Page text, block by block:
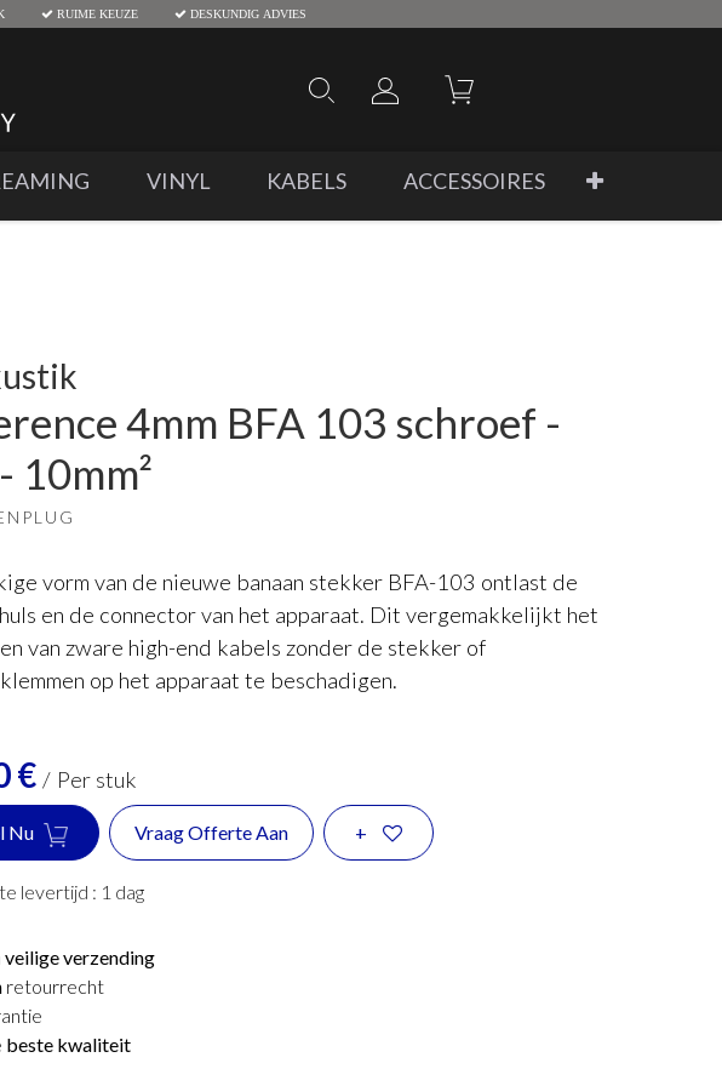
RUIME KEUZE DESKUNDIG ADVIES
VINYL KABELS ACCESSOIRES
4mm BFA 103 schroef -
10mm²
vorm van de nieuwe banaan stekker BFA-103 ontlast de
en de connector van het apparaat. Dit vergemakkelijkt het
van zware high-end kabels zonder de stekker of
op het apparaat te beschadigen.
€ / Per stuk
Nu Vraag Offerte Aan +
levertijd : 1 dag
veilige verzending
retourrecht
beste kwaliteit